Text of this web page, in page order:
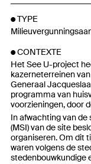
TYPE
CONTEXTE
Het See U-project
kazerneterreinen
Generaal
programma van
voorzieningen, door
In afwachting van
(MSI) van de site
organiseren. Om dit
waren volgens de
stedenbouwkundige